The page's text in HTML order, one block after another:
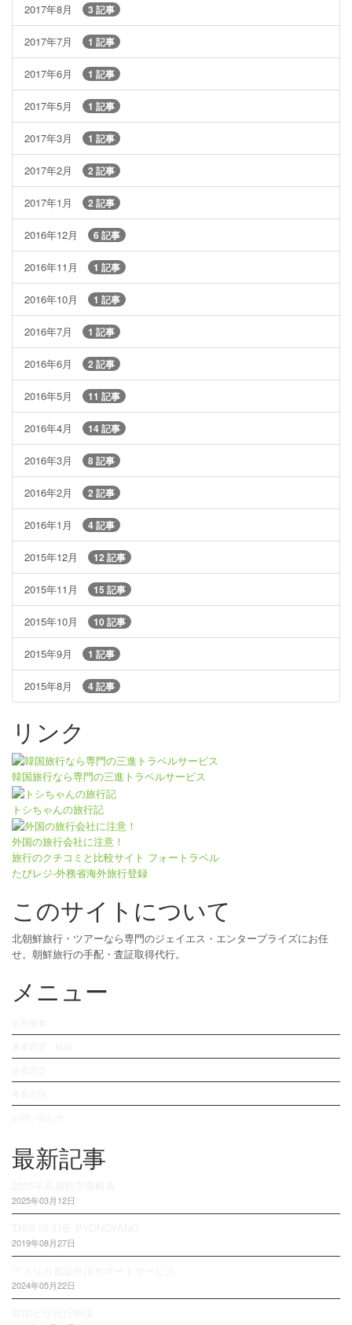
2017年8月 3 記事
2017年7月 1 記事
2017年6月 1 記事
2017年5月 1 記事
2017年3月 1 記事
2017年2月 2 記事
2017年1月 2 記事
2016年12月 6 記事
2016年11月 1 記事
2016年10月 1 記事
2016年7月 1 記事
2016年6月 2 記事
2016年5月 11 記事
2016年4月 14 記事
2016年3月 8 記事
2016年2月 2 記事
2016年1月 4 記事
2015年12月 12 記事
2015年11月 15 記事
2015年10月 10 記事
2015年9月 1 記事
2015年8月 4 記事
リンク
韓国旅行なら専門の三進トラベルサービス
トシちゃんの旅行記
外国の旅行会社に注意！
旅行のクチコミと比較サイト フォートラベル
たびレジ-外務省海外旅行登録
このサイトについて
北朝鮮旅行・ツアーなら専門のジェイエス・エンタープライズにお任
せ。朝鮮旅行の手配・査証取得代行。
メニュー
最新記事
2025年03月12日
2019年08月27日
2024年05月22日